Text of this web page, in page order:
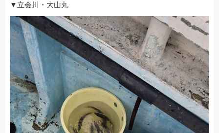
▼立会川・大山丸